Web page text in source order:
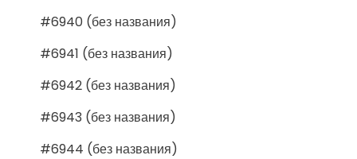
#6940 (без названия)
#6941 (без названия)
#6942 (без названия)
#6943 (без названия)
#6944 (без названия)